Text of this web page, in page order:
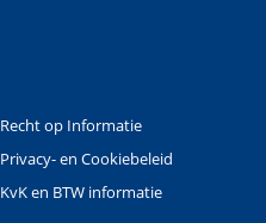
Recht op Informatie
Privacy- en Cookiebeleid
KvK en BTW informatie